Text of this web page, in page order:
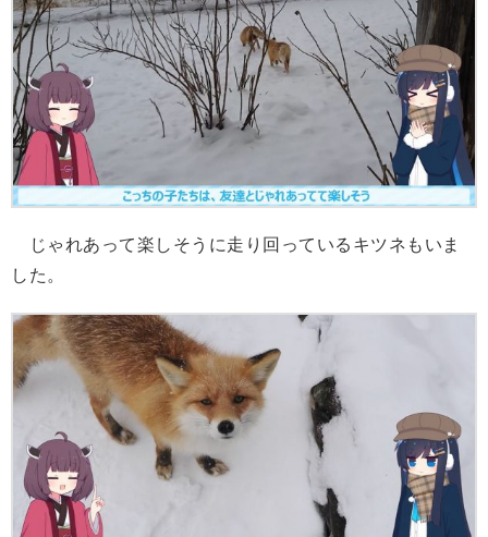
じゃれあって楽しそうに走り回っているキツネもいま
した。